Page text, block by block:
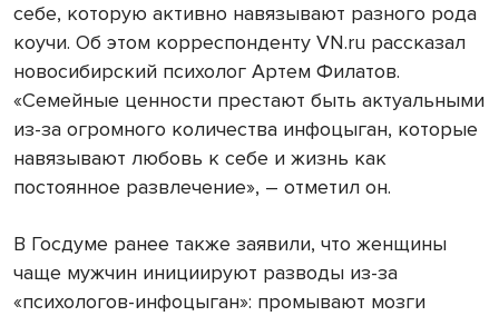
себе, которую активно навязывают разного рода
коучи. Об этом корреспонденту VN.ru рассказал
новосибирский психолог Артем Филатов.
«Семейные ценности престают быть актуальными
из-за огромного количества инфоцыган, которые
навязывают любовь к себе и жизнь как
постоянное развлечение», – отметил он.
В Госдуме ранее также заявили, что женщины
чаще мужчин инициируют разводы из-за
«психологов-инфоцыган»: промывают мозги